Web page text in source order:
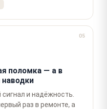
05
поломка — а в
наводки
и надёжность.
раз в ремонте, а